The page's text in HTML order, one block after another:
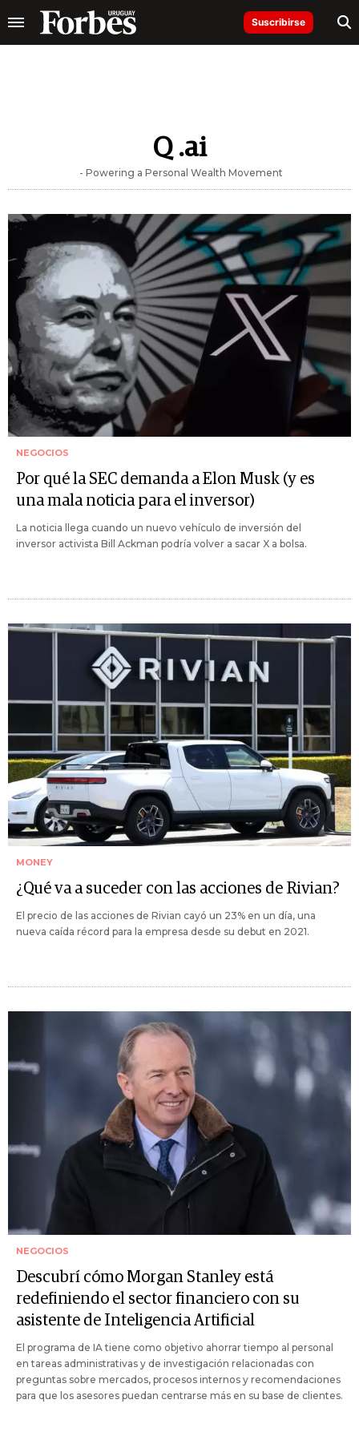
Suscribirse
Q .ai
- Powering a Personal Wealth Movement
NEGOCIOS
Por qué la SEC demanda a Elon Musk (y es
una mala noticia para el inversor)
La noticia llega cuando un nuevo vehículo de inversión del
inversor activista Bill Ackman podría volver a sacar X a bolsa.
MONEY
¿Qué va a suceder con las acciones de Rivian?
El precio de las acciones de Rivian cayó un 23% en un día, una
nueva caída récord para la empresa desde su debut en 2021.
NEGOCIOS
Descubrí cómo Morgan Stanley está
redefiniendo el sector financiero con su
asistente de Inteligencia Artificial
El programa de IA tiene como objetivo ahorrar tiempo al personal
en tareas administrativas y de investigación relacionadas con
preguntas sobre mercados, procesos internos y recomendaciones
para que los asesores puedan centrarse más en su base de clientes.